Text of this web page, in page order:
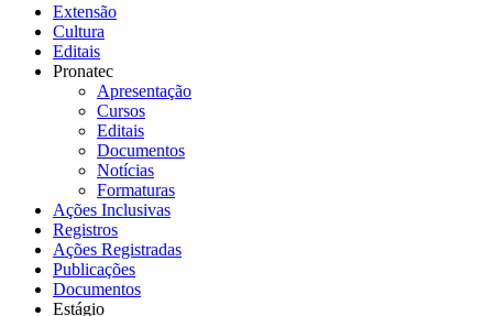
Extensão
Cultura
Editais
Pronatec
Apresentação
Cursos
Editais
Documentos
Notícias
Formaturas
Ações Inclusivas
Registros
Ações Registradas
Publicações
Documentos
Estágio